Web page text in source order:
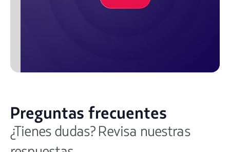
Preguntas frecuentes
¿Tienes dudas? Revisa nuestras